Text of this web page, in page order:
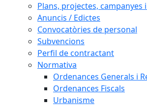
Plans, projectes, campanyes
Anuncis / Edictes
Convocatòries de personal
Subvencions
Perfil de contractant
Normativa
Ordenances Generals i
Ordenances Fiscals
Urbanisme